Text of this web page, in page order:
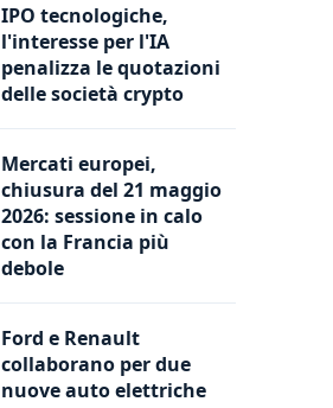
IPO tecnologiche,
l'interesse per l'IA
penalizza le quotazioni
delle società crypto
Mercati europei,
chiusura del 21 maggio
2026: sessione in calo
con la Francia più
debole
Ford e Renault
collaborano per due
nuove auto elettriche